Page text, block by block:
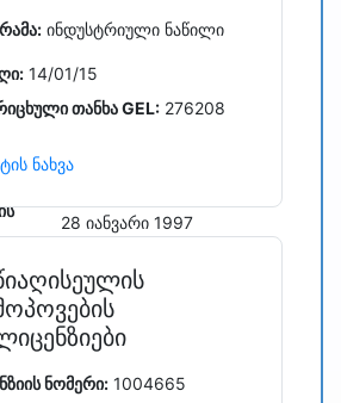
შეზღუდული
საზოგადოება
28 იანვარი 1997
წარმოდგენილი
ინფორმაცია არის
საჯაროდ
მონაცემების ასლი
ინდუსტრიული ნაწილი
14/01/15
თანხა GEL: 276208
ნახვა
ნომერი: 1004665